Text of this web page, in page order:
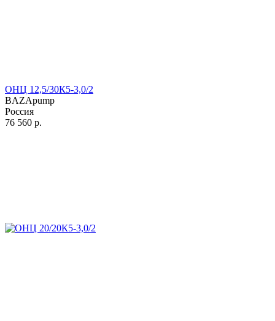
ОНЦ 12,5/30К5-3,0/2
BAZApump
Россия
76 560 р.